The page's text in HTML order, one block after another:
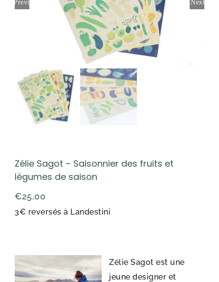
Previous Next
Zélie Sagot – Saisonnier des fruits et
légumes de saison
3€ reversés à Landestini
€25,00
Zélie Sagot est une
jeune designer et